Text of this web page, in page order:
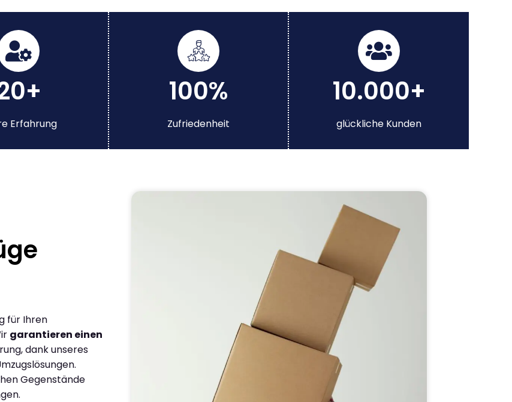
Erfahrung
100%
Zufriedenheit
10.000+
glückliche Kunden
für Ihren
garantieren einen
dank unseres
Gegenstände